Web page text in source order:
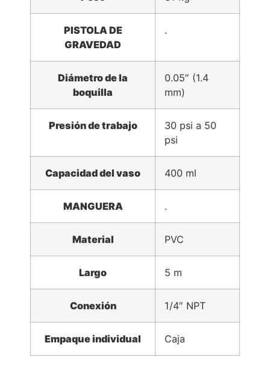
PISTOLA DE
GRAVEDAD
.
Diámetro de la
boquilla
0.05″ (1.4
mm)
Presión de trabajo
30 psi a 50
psi
Capacidad del vaso 400 ml
MANGUERA .
Material PVC
Largo 5 m
Conexión 1/4″ NPT
Empaque individual Caja